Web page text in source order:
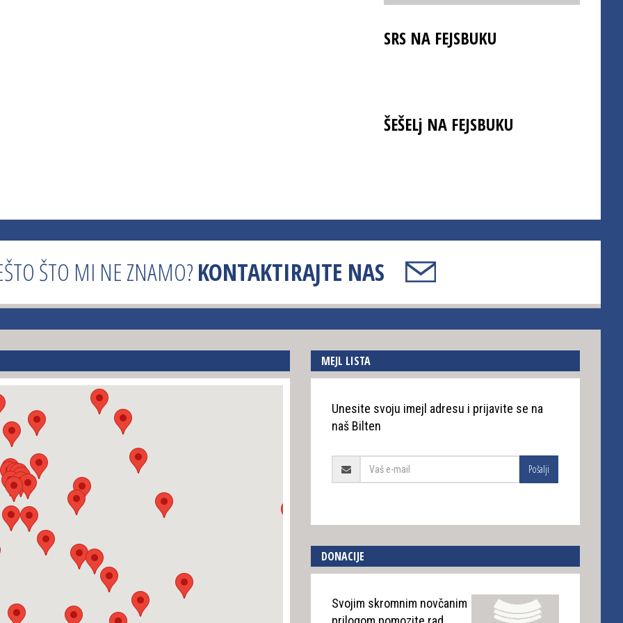
SRS NA FEJSBUKU
ŠEŠELj NA FEJSBUKU
ŠTO MI NE ZNAMO?KONTAKTIRAJTE NAS
MEJL LISTA
Unesite svoju imejl adresu i prijavite se na
naš Bilten
Pošalji
DONACIJE
Svojim skromnim novčanim